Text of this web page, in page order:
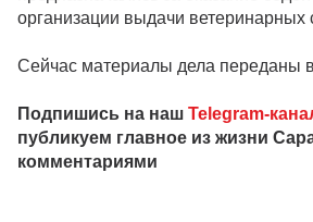
организации выдачи ветеринарных
Сейчас материалы дела переданы
Подпишись на наш Telegram-
публикуем главное из жизни
комментариями